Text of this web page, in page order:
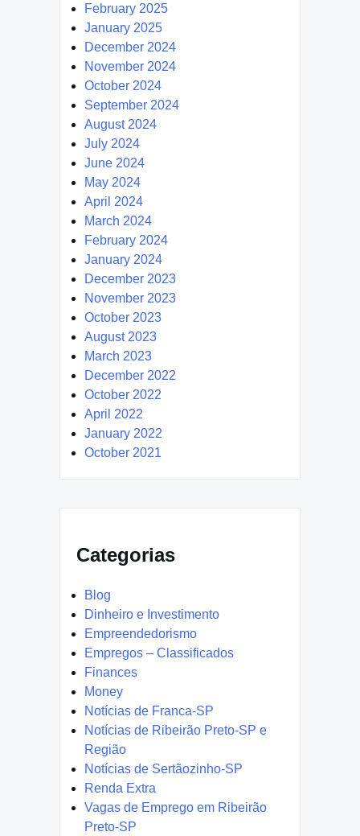
February 2025
January 2025
December 2024
November 2024
October 2024
September 2024
August 2024
July 2024
June 2024
May 2024
April 2024
March 2024
February 2024
January 2024
December 2023
November 2023
October 2023
August 2023
March 2023
December 2022
October 2022
April 2022
January 2022
October 2021
Categorias
Blog
Dinheiro e Investimento
Empreendedorismo
Empregos – Classificados
Finances
Money
Notícias de Franca-SP
Notícias de Ribeirão Preto-SP e
Região
Notícias de Sertãozinho-SP
Renda Extra
Vagas de Emprego em Ribeirão
Preto-SP